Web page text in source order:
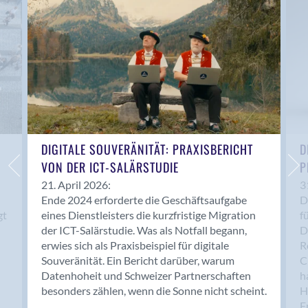
Anwil
Appenzell
Au SG
Baar
Baden
Balsthal
Balzers
Basel
Bassersdorf
Belp
Bendern
Benken (SG)
Bergdietikon
Berlin
Bern
Bern - Liebefeld
DIGITALE SOUVERÄNITÄT: PRAXISBERICHT
VON DER ICT-SALÄRSTUDIE
21. April 2026:
Ende 2024 erforderte die Geschäftsaufgabe
eines Dienstleisters die kurzfristige Migration
der ICT-Salärstudie. Was als Notfall begann,
erwies sich als Praxisbeispiel für digitale
Souveränität. Ein Bericht darüber, warum
Datenhoheit und Schweizer Partnerschaften
besonders zählen, wenn die Sonne nicht scheint.